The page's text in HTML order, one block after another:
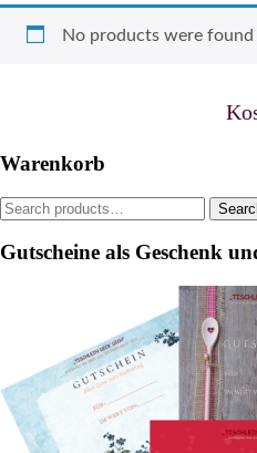
No products were
Warenkorb
Search
for:
Gutscheine als Geschenk